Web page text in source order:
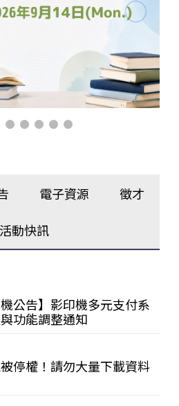
電子資源 徵才
活動快訊
機公告】影印機多元支付系
功能調整通知
停權！請勿大量下載資料